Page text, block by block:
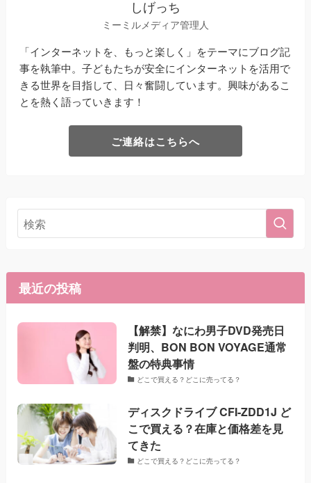
しげっち
ミーミルメディア管理人
「インターネットを、もっと楽しく」をテーマにブログ記
事を執筆中。子どもたちが安全にインターネットを活用で
きる世界を目指して、日々奮闘しています。興味があるこ
とを熱く語っていきます！
ご連絡はこちらへ
最近の投稿
【解禁】なにわ男子DVD発売日
判明、BON BON VOYAGE通常
盤の特典事情
どこで買える？どこに売ってる？
ディスクドライブ CFI-ZDD1J ど
こで買える？在庫と価格差を見
てきた
どこで買える？どこに売ってる？